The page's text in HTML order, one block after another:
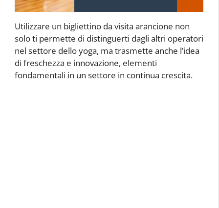
Utilizzare un bigliettino da visita arancione non
solo ti permette di distinguerti dagli altri operatori
nel settore dello yoga, ma trasmette anche l’idea
di freschezza e innovazione, elementi
fondamentali in un settore in continua crescita.